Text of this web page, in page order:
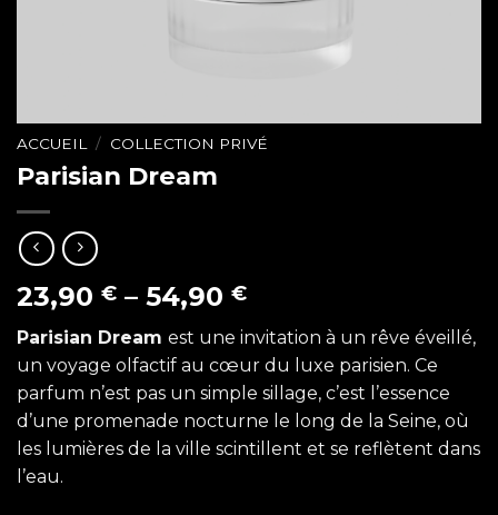
ACCUEIL / COLLECTION PRIVÉ
Parisian Dream
23,90 € – 54,90 €
Parisian Dream est une invitation à un rêve éveillé,
un voyage olfactif au cœur du luxe parisien. Ce
parfum n’est pas un simple sillage, c’est l’essence
d’une promenade nocturne le long de la Seine, où
les lumières de la ville scintillent et se reflètent dans
l’eau.